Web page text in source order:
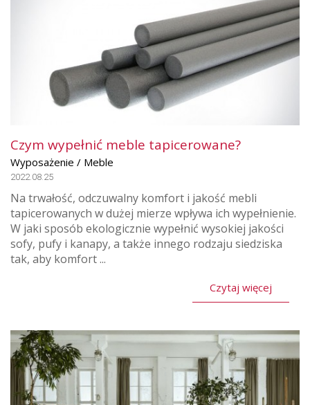
Czym wypełnić meble tapicerowane?
Wyposażenie / Meble
2022.08.25
Na trwałość, odczuwalny komfort i jakość mebli
tapicerowanych w dużej mierze wpływa ich wypełnienie.
W jaki sposób ekologicznie wypełnić wysokiej jakości
sofy, pufy i kanapy, a także innego rodzaju siedziska
tak, aby komfort ...
Czytaj więcej